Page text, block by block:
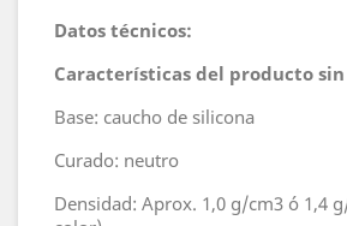
Datos técnicos:
Características del producto
Base: caucho de silicona
Curado: neutro
Densidad: Aprox. 1,0 g/cm3 ó 1,4